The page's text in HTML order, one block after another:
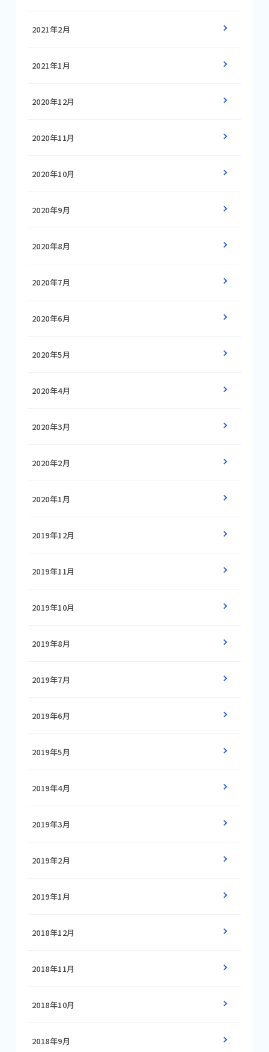
2021年2月
2021年1月
2020年12月
2020年11月
2020年10月
2020年9月
2020年8月
2020年7月
2020年6月
2020年5月
2020年4月
2020年3月
2020年2月
2020年1月
2019年12月
2019年11月
2019年10月
2019年8月
2019年7月
2019年6月
2019年5月
2019年4月
2019年3月
2019年2月
2019年1月
2018年12月
2018年11月
2018年10月
2018年9月